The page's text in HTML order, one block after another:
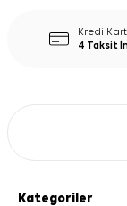
Kredi
4 Taksit
Kategoriler